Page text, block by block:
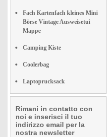
Fach Kartenfach kleines Mini
Börse Vintage Ausweisetui
Mappe
Camping Kiste
Coolerbag
Laptoprucksack
Rimani in contatto con
noi e inserisci il tuo
indirizzo email per la
nostra newsletter